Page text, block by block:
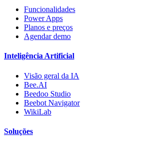
Funcionalidades
Power Apps
Planos e preços
Agendar demo
Inteligência Artificial
Visão geral da IA
Bee.AI
Beedoo Studio
Beebot Navigator
WikiLab
Soluções